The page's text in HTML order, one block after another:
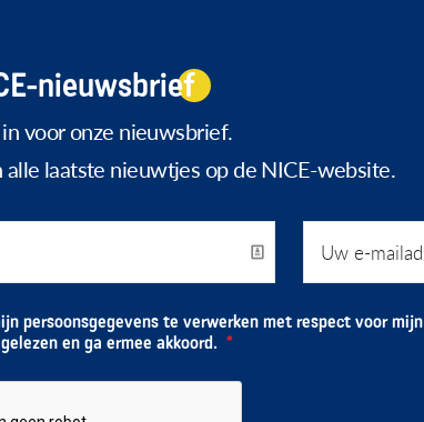
nieuwsbrief
voor onze nieuwsbrief.
laatste nieuwtjes op de NICE-website.
persoonsgegevens te verwerken met respect voor mijn
gelezen en ga ermee akkoord.